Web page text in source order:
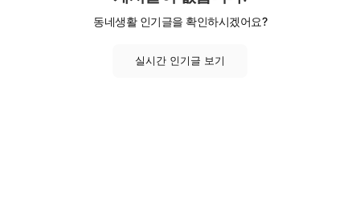
동네생활 인기글을 확인하시겠어요?
실시간 인기글 보기